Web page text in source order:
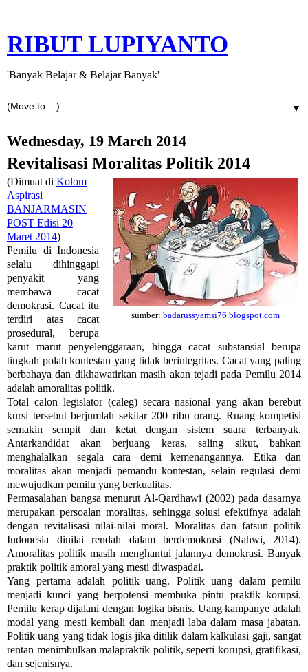
RIBUT LUPIYANTO
'Banyak Belajar & Belajar Banyak'
▼
Wednesday, 19 March 2014
Revitalisasi Moralitas Politik 2014
sumber: badarussyamsi76.blogspot.com
(Dimuat di Kolom
Aspirasi
BANJARMASIN
POST Edisi 20
Maret 2014)
Pemilu di Indonesia
selalu dihinggapi
penyakit yang
membawa cacat
demokrasi. Cacat itu
terdiri atas cacat
prosedural, berupa
karut marut penyelenggaraan, hingga cacat substansial berupa
tingkah polah kontestan yang tidak berintegritas. Cacat yang paling
berbahaya dan dikhawatirkan masih akan tejadi pada Pemilu 2014
adalah amoralitas politik.
Total calon legislator (caleg) secara nasional yang akan berebut
kursi tersebut berjumlah sekitar 200 ribu orang. Ruang kompetisi
semakin sempit dan ketat dengan sistem suara terbanyak.
Antarkandidat akan berjuang keras, saling sikut, bahkan
menghalalkan segala cara demi kemenangannya. Etika dan
moralitas akan menjadi pemandu kontestan, selain regulasi demi
mewujudkan pemilu yang berkualitas.
Permasalahan bangsa menurut Al-Qardhawi (2002) pada dasarnya
merupakan persoalan moralitas, sehingga solusi efektifnya adalah
dengan revitalisasi nilai-nilai moral. Moralitas dan fatsun politik
Indonesia dinilai rendah dalam berdemokrasi (Nahwi, 2014).
Amoralitas politik masih menghantui jalannya demokrasi. Banyak
praktik politik amoral yang mesti diwaspadai.
Yang pertama adalah politik uang. Politik uang dalam pemilu
menjadi kunci yang berpotensi membuka pintu praktik korupsi.
Pemilu kerap dijalani dengan logika bisnis. Uang kampanye adalah
modal yang mesti kembali dan menjadi laba dalam masa jabatan.
Politik uang yang tidak logis jika ditilik dalam kalkulasi gaji, sangat
rentan menimbulkan malapraktik politik, seperti korupsi, gratifikasi,
dan sejenisnya.